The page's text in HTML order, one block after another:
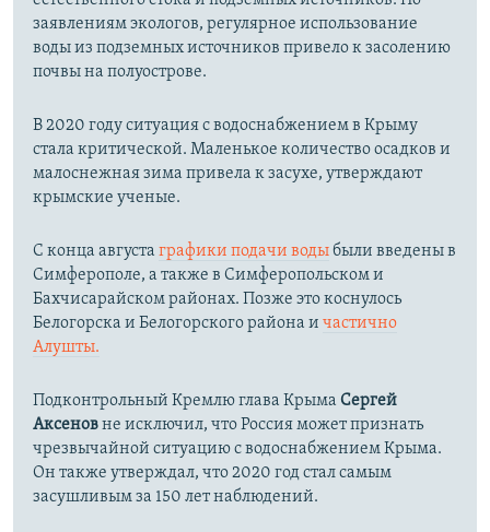
заявлениям экологов, регулярное использование
воды из подземных источников привело к засолению
почвы на полуострове.
В 2020 году ситуация с водоснабжением в Крыму
стала критической. Маленькое количество осадков и
малоснежная зима привела к засухе, утверждают
крымские ученые.
С конца августа графики подачи водыбыли введены в
Симферополе, а также в Симферопольском и
Бахчисарайском районах. Позже это коснулось
Белогорска и Белогорского района и частично
Алушты.
Подконтрольный Кремлю глава Крыма Сергей
Аксеновне исключил, что Россия может признать
чрезвычайной ситуацию с водоснабжением Крыма.
Он также утверждал, что 2020 год стал самым
засушливым за 150 лет наблюдений.​